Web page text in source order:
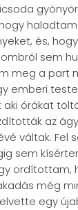
és,
sem
a part
emberi
órákat
az
váltak.
sem
ordítottam,
még
egy